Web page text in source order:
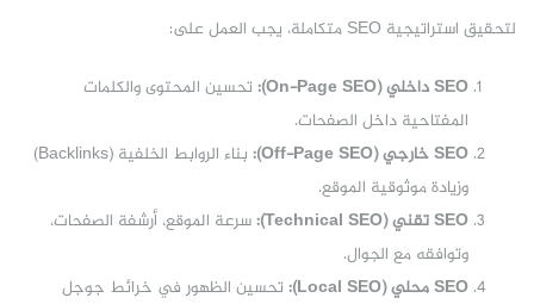
لتحقيق استراتيجية SEO متكاملة، يجب العمل على:
SEO داخلي (On-Page SEO):
تحسين المحتوى والكلمات
المفتاحية داخل الصفحات.
SEO خارجي (Off-Page SEO):
بناء الروابط الخلفية (Backlinks)
وزيادة موثوقية الموقع.
SEO تقني (Technical SEO):
سرعة الموقع، أرشفة الصفحات،
وتوافقه مع الجوال.
SEO محلي (Local SEO):
تحسين الظهور في خرائط جوجل